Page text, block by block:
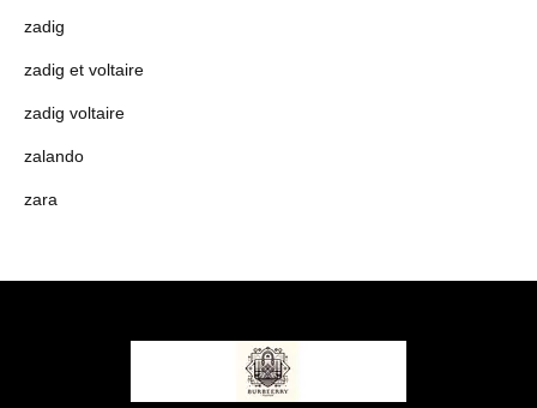
zadig
zadig et voltaire
zadig voltaire
zalando
zara